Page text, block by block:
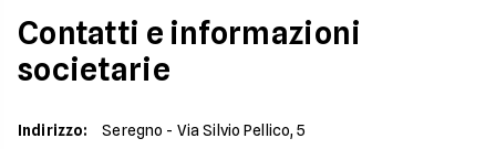
Contatti e informazioni
societarie
Indirizzo:
Seregno - Via Silvio Pellico, 5